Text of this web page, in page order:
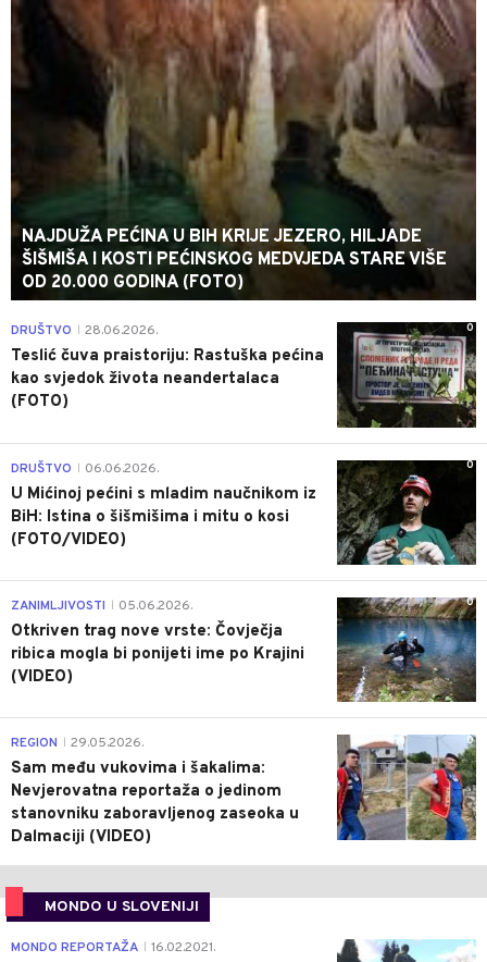
NAJDUŽA PEĆINA U BIH KRIJE JEZERO, HILJADE
ŠIŠMIŠA I KOSTI PEĆINSKOG MEDVJEDA STARE VIŠE
OD 20.000 GODINA (FOTO)
0
DRUŠTVO 28.06.2026.
Teslić čuva praistoriju: Rastuška pećina
kao svjedok života neandertalaca
(FOTO)
0
DRUŠTVO 06.06.2026.
U Mićinoj pećini s mladim naučnikom iz
BiH: Istina o šišmišima i mitu o kosi
(FOTO/VIDEO)
0
ZANIMLJIVOSTI 05.06.2026.
Otkriven trag nove vrste: Čovječja
ribica mogla bi ponijeti ime po Krajini
(VIDEO)
0
REGION 29.05.2026.
Sam među vukovima i šakalima:
Nevjerovatna reportaža o jedinom
stanovniku zaboravljenog zaseoka u
Dalmaciji (VIDEO)
MONDO U SLOVENIJI
4
MONDO REPORTAŽA 16.02.2021.